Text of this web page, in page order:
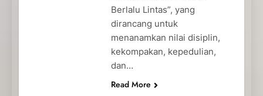
Berlalu Lintas”, yang
dirancang untuk
menanamkan nilai disiplin,
kekompakan, kepedulian,
dan…
Read More